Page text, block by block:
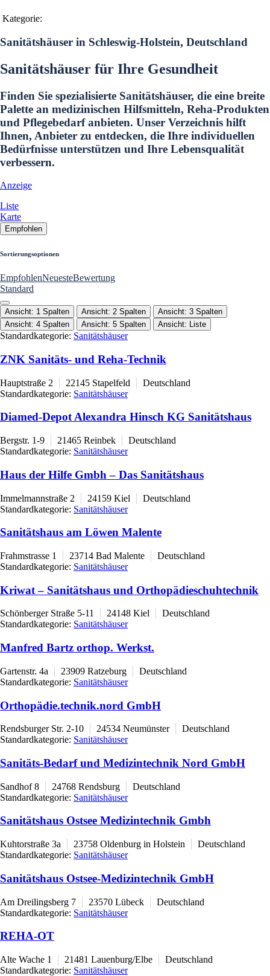
Kategorie:
Sanitätshäuser in Schleswig-Holstein, Deutschland
Sanitätshäuser für Ihre Gesundheit
Finden Sie spezialisierte Sanitätshäuser, die eine breite
Palette an medizinischen Hilfsmitteln, Reha-Produkten
und Pflegebedarf anbieten. Unser Verzeichnis hilft
Ihnen, Anbieter zu entdecken, die Ihre individuellen
Bedürfnisse unterstützen und Ihre Lebensqualität
verbessern.
Anzeige
Liste
Karte
Empfohlen
Sortierungsoptionen
EmpfohlenNeuesteBewertung
Standard
Ansicht: 1 Spalten Ansicht: 2 Spalten
Ansicht: 3 Spalten
Ansicht: 4 Spalten
Ansicht: 5 Spalten Ansicht: Liste
Standardkategorie: Sanitätshäuser
ZNK Sanitäts- und Reha-Technik
Hauptstraße 2 22145 Stapelfeld
Deutschland
Standardkategorie: Sanitätshäuser
Diamed-Depot Alexandra Hinsch KG Sanitätshaus
Bergstr. 1-9 21465 Reinbek
Deutschland
Standardkategorie: Sanitätshäuser
Haus der Hilfe Gmbh – Das Sanitätshaus
Immelmannstraße 2 24159 Kiel
Deutschland
Standardkategorie: Sanitätshäuser
Sanitätshaus am Löwen Malente
Frahmstrasse 1 23714 Bad Malente
Deutschland
Standardkategorie: Sanitätshäuser
Kriwat – Sanitätshaus und Orthopädieschuhtechnik
Schönberger Straße 5-11 24148 Kiel
Deutschland
Standardkategorie: Sanitätshäuser
Manfred Bartz orthop. Werkst.
Gartenstr. 4a 23909 Ratzeburg
Deutschland
Standardkategorie: Sanitätshäuser
Orthopädie.technik.nord GmbH
Rendsburger Str. 2-10 24534 Neumünster
Deutschland
Standardkategorie: Sanitätshäuser
Sanitäts-Bedarf und Medizintechnik Nord GmbH
Sandhof 8 24768 Rendsburg
Deutschland
Standardkategorie: Sanitätshäuser
Sanitätshaus Ostsee Medizintechnik Gmbh
Kuhtorstraße 3a 23758 Oldenburg in Holstein
Deutschland
Standardkategorie: Sanitätshäuser
Sanitätshaus Ostsee-Medizintechnik GmbH
Am Dreilingsberg 7 23570 Lübeck
Deutschland
Standardkategorie: Sanitätshäuser
REHA-OT
Alte Wache 1 21481 Lauenburg/Elbe
Deutschland
Standardkategorie: Sanitätshäuser